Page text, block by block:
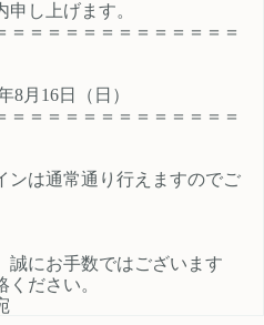
ィリエイター様は「お問い合わせは
こちら」からご連絡ください。
し上げます。
＝＝＝＝＝＝＝＝＝＝＝＝＝
8月16日（日）
＝＝＝＝＝＝＝＝＝＝＝＝＝
ンは通常通り行えますのでご
誠にお手数ではございます
ださい。